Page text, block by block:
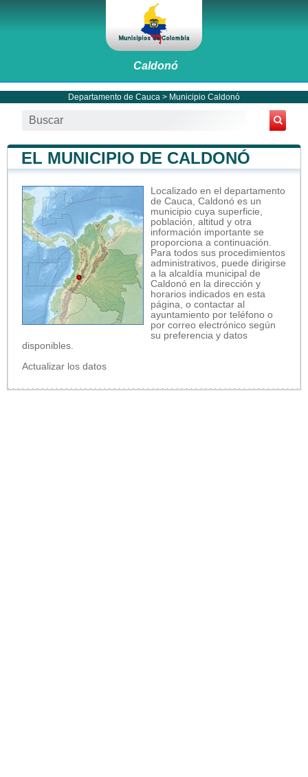
Caldonó
Departamento de Cauca > Municipio Caldonó
EL MUNICIPIO DE CALDONÓ
Localizado en el departamento
de Cauca, Caldonó es un
municipio cuya superficie,
población, altitud y otra
información importante se
proporciona a continuación.
Para todos sus procedimientos
administrativos, puede dirigirse
a la alcaldía municipal de
Caldonó en la dirección y
horarios indicados en esta
página, o contactar al
ayuntamiento por teléfono o
por correo electrónico según
su preferencia y datos
disponibles.
Actualizar los datos